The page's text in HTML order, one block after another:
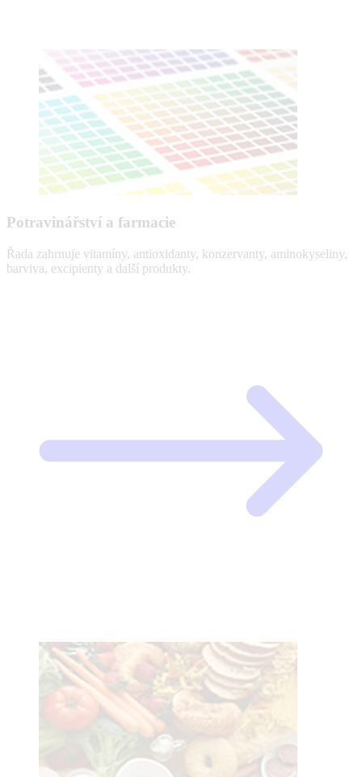
Potravinářství a farmacie
Řada zahrnuje vitamíny, antioxidanty, konzervanty, aminokyseliny,
barviva, excipienty a další produkty.